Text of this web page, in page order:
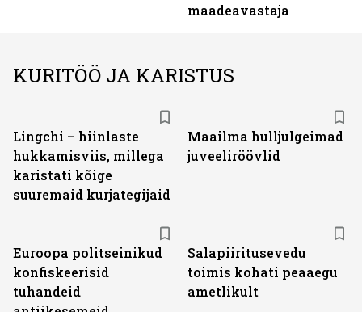
maadeavastaja
KURITÖÖ JA KARISTUS
Lingchi – hiinlaste
hukkamisviis, millega
karistati kõige
suuremaid kurjategijaid
Maailma hulljulgeimad
juveeliröövlid
Euroopa politseinikud
konfiskeerisid
tuhandeid
Salapiiritusevedu
toimis kohati peaaegu
ametlikult